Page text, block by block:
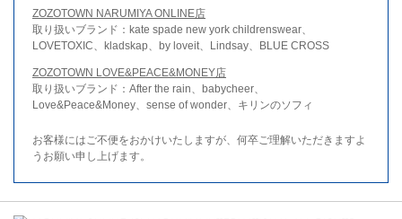
ZOZOTOWN NARUMIYA ONLINE店
取り扱いブランド：kate spade new york childrenswear、
LOVETOXIC、kladskap、by loveit、Lindsay、BLUE CROSS
ZOZOTOWN LOVE&PEACE&MONEY店
取り扱いブランド：After the rain、babycheer、
Love&Peace&Money、sense of wonder、キリンのソフィ
お客様にはご不便をおかけいたしますが、何卒ご理解いただきますよ
うお願い申し上げます。